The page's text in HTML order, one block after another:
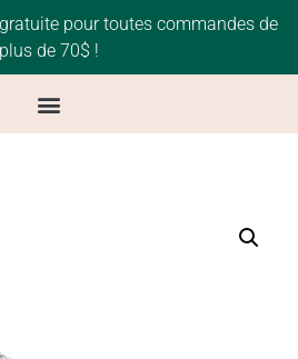
pour toutes commandes de
plus de 70$ !